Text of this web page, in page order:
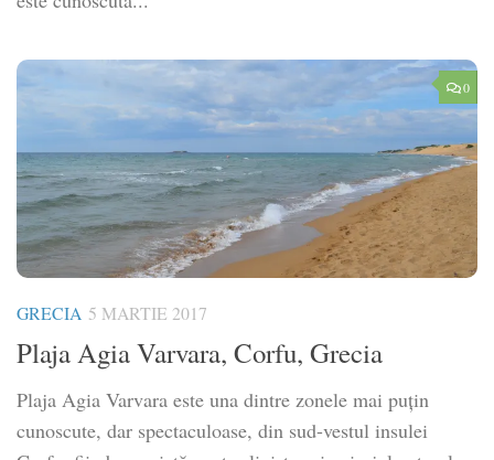
0
GRECIA 5 MARTIE 2017
Plaja Agia Varvara, Corfu, Grecia
Plaja Agia Varvara este una dintre zonele mai puțin
cunoscute, dar spectaculoase, din sud-vestul insulei